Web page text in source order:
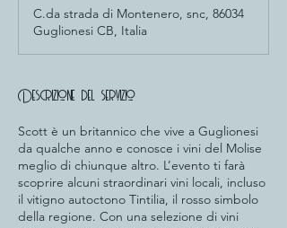
C.da strada di Montenero, snc, 86034
Guglionesi CB, Italia
Descrizione del servizio
Scott è un britannico che vive a Guglionesi
da qualche anno e conosce i vini del Molise
meglio di chiunque altro. L’evento ti farà
scoprire alcuni straordinari vini locali, incluso
il vitigno autoctono Tintilia, il rosso simbolo
della regione. Con una selezione di vini